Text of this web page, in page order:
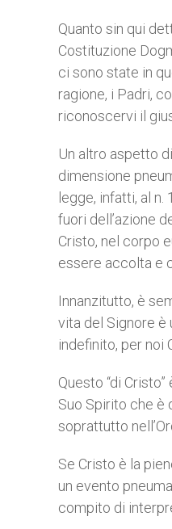
Quanto sin qui
Costituzione
ci sono state in
ragione, i Padri,
riconoscervi il
Un altro aspetto
dimensione
legge, infatti, al
fuori dell’azione
Cristo, nel corpo
essere accolta e
Innanzitutto, è
vita del Signore è
indefinito, per noi
Questo “di
Suo Spirito che è
soprattutto
Se Cristo è la
un evento
compito di